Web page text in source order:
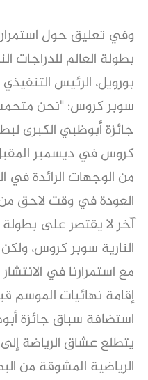
وفي تعليق حول
بطولة العالم للدراجات
بورويل، الرئيس
سوبر كروس: "نحن
جائزة أبوظبي الكبرى
كروس في ديسمبر
من الوجهات الرائدة في
العودة في وقت لاحق من
آخر لا يقتصر على بطولة
النارية سوبر كروس،
مع استمرارنا في
إقامة نهائيات الموسم
يتطلع عشاق الرياضة
الرياضية المشوقة من